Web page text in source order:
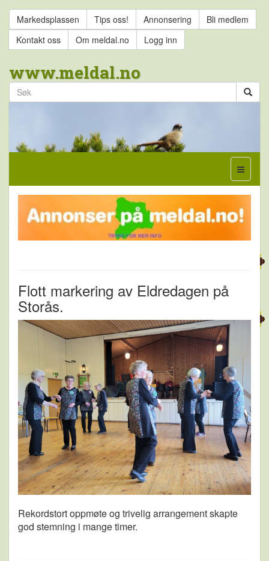
Markedsplassen Tips oss! Annonsering
Bli medlem
Kontakt oss
Om meldal.no Logg inn
www.meldal.no
Flott markering av Eldredagen på
Storås.
Rekordstort oppmøte og trivelig arrangement skapte
god stemning i mange timer.